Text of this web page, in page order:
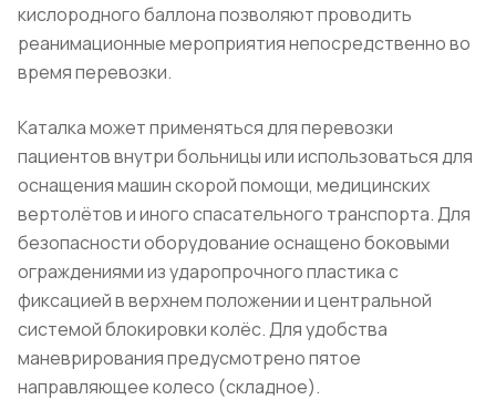
кислородного баллона позволяют проводить
реанимационные мероприятия непосредственно во
время перевозки.
Каталка может применяться для перевозки
пациентов внутри больницы или использоваться для
оснащения машин скорой помощи, медицинских
вертолётов и иного спасательного транспорта. Для
безопасности оборудование оснащено боковыми
ограждениями из ударопрочного пластика с
фиксацией в верхнем положении и центральной
системой блокировки колёс. Для удобства
маневрирования предусмотрено пятое
направляющее колесо (складное).